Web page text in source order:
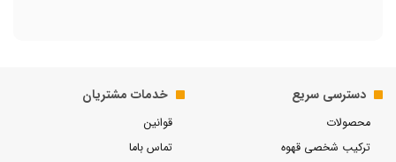
دسترسی سریع
محصولات
ترکیب شخصی قهوه
خدمات مشتریان
قوانین
تماس باما